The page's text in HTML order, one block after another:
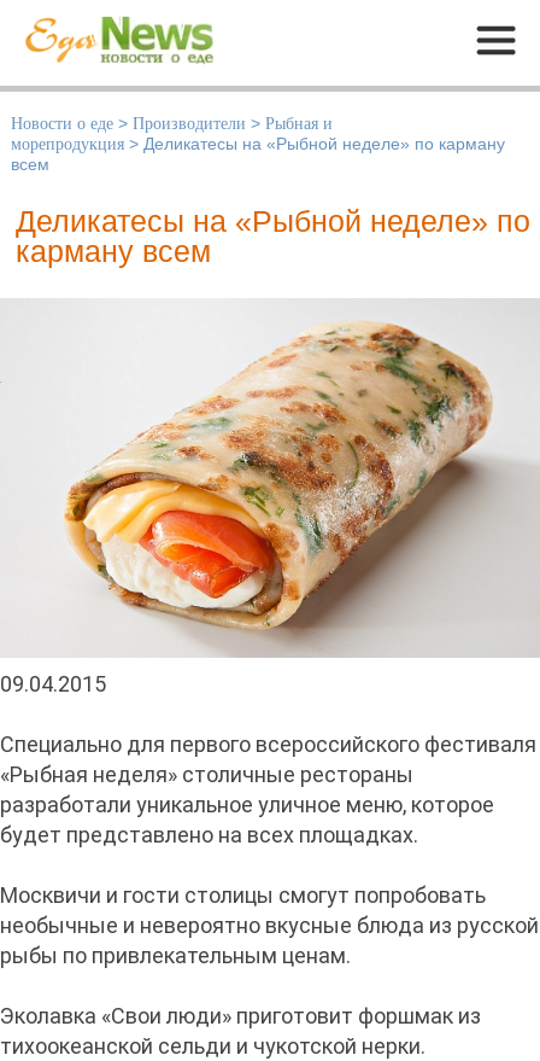
Меню
Новости о еде > Производители > Рыбная и
морепродукция > Деликатесы на «Рыбной неделе» по карману
всем
Деликатесы на «Рыбной неделе» по
карману всем
09.04.2015
Специально для первого всероссийского фестиваля
«Рыбная неделя» столичные рестораны
разработали уникальное уличное меню, которое
будет представлено на всех площадках.
Москвичи и гости столицы смогут попробовать
необычные и невероятно вкусные блюда из русской
рыбы по привлекательным ценам.
Эколавка «Свои люди» приготовит форшмак из
тихоокеанской сельди и чукотской нерки.